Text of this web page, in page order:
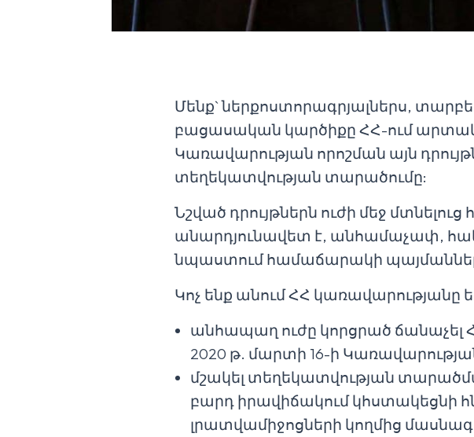
Մենք` ներքոստորագրյալներս,
բացասական կարծիքը ՀՀ-ում
Կառավարության որոշման այն
տեղեկատվության տարածումը:
Նշված դրույթներն ուժի մեջ
անարդյունավետ է, անհամաչափ,
նպաստում համաճարակի
Կոչ ենք անում ՀՀ
անհապաղ ուժը կորցրած ճանաչել
2020 թ. մարտի 16-ի Կառավարության
մշակել տեղեկատվության
բարդ իրավիճակում
լրատվամիջոցների կողմից